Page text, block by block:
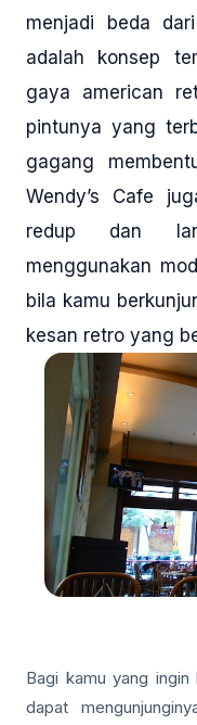
menjadi beda
adalah konsep
gaya american
pintunya yang
gagang
Wendy’s Cafe
redup dan
menggunakan
bila kamu
kesan retro yang
Bagi kamu yang ingin
dapat